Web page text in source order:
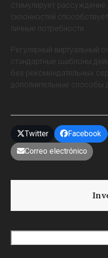
стимулирует
склонностей
личные потребности.
Регулярный виртуальный
стандартные шаблоны
без рекомендательных
дополнительные способы
Twitter Facebook
Correo electrónico